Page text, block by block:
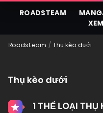
ROADSTEAM
Roadsteam Thụ kèo dưới
Thụ kèo dưới
1 THỂ LOẠI THỤ